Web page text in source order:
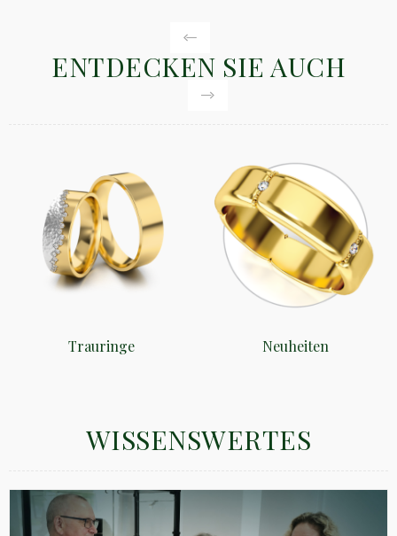
ENTDECKEN SIE AUCH
Trauringe Neuheiten
WISSENSWERTES